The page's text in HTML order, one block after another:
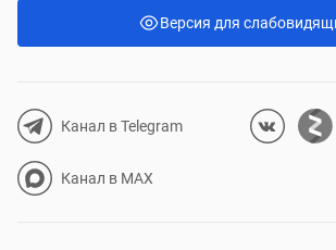
Канал в Telegram
Канал в MAX
Версия для